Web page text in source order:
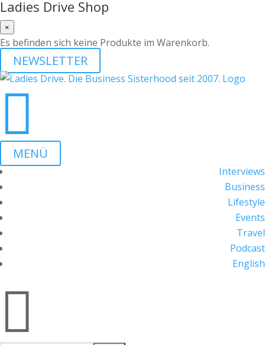
Ladies Drive Shop
×
Es befinden sich keine Produkte im Warenkorb.
NEWSLETTER

MENÜ
Interviews
Business
Lifestyle
Events
Travel
Podcast
English
